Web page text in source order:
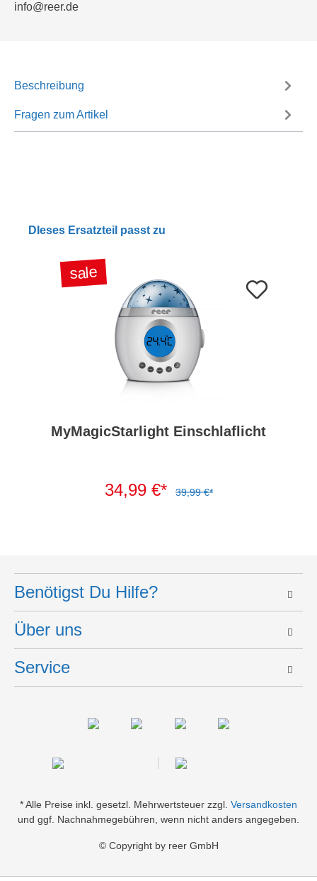
info@reer.de
Beschreibung
Fragen zum Artikel
DIeses Ersatzteil passt zu
sale
MyMagicStarlight Einschlaflicht
34,99 €* 39,99 €*
Benötigst Du Hilfe?
Über uns
Service
* Alle Preise inkl. gesetzl. Mehrwertsteuer zzgl. Versandkosten
und ggf. Nachnahmegebühren, wenn nicht anders angegeben.
© Copyright by reer GmbH